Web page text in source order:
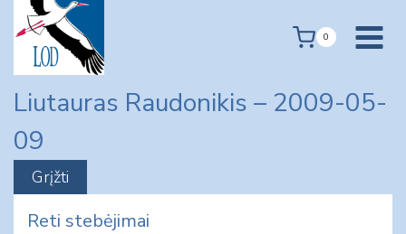
content
0
Liutauras Raudonikis – 2009-05-
09
Reti stebėjimai